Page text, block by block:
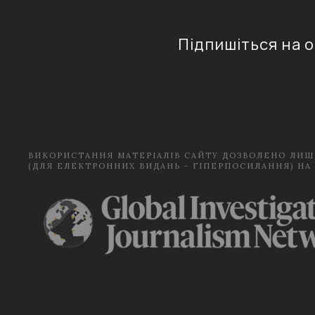
Підпишіться на
ВИКОРИСТАННЯ МАТЕРІАЛІВ САЙТУ ДОЗВОЛЕНО
(ДЛЯ ЕЛЕКТРОННИХ ВИДАНЬ - ГІПЕРПОСИЛАННЯ) НА